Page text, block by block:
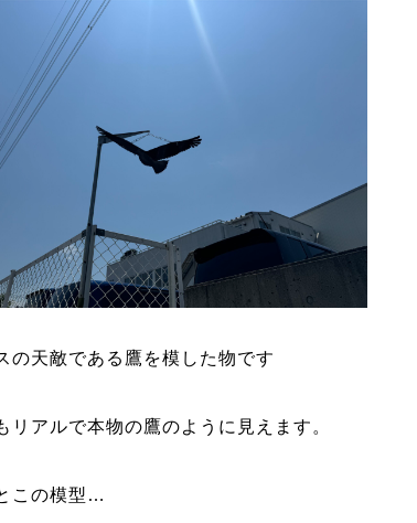
の天敵である鷹を模した物です
リアルで本物の鷹のように見えます。
この模型…